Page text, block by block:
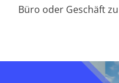
Büro oder Geschäft